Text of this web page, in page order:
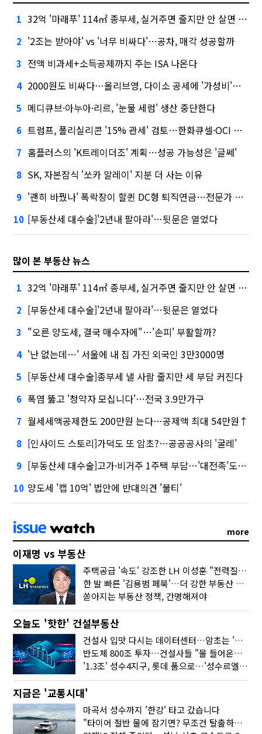
1 32억 '마래푸' 114㎡ 종부세, 실거주면 줄지만 안 살면 2.5배
2 '2조는 받아야' vs '너무 비싸다'…공차, 매각 성공할까
3 전액 비과세+소득공제까지 주는 ISA 나온다
4 2000원도 비싸다…올리브영, 다이소 공세에 '가성비'로 맞불
5 메디큐브·아누아·리르, '눈물 세럼' 생산 중단한다
6 트럼프, 폴리실리콘 '15% 관세' 검토…한화큐셀·OCI 영향은?
7 홈플러스의 'K트레이더조' 계획…성공 가능성은 '글쎄'
8 SK, 자본잠식 '쏘카 말레이' 지분 더 사는 이유
9 '괜히 바꿨나' 폭락장이 할퀸 DC형 퇴직연금…전문가 조언은
10 [부동산세 대수술]'2년내 팔아라'…뒷문은 열었다
많이 본 부동산 뉴스
1 32억 '마래푸' 114㎡ 종부세, 실거주면 줄지만 안 살면 2.5배
2 [부동산세 대수술]'2년내 팔아라'…뒷문은 열었다
3 "오른 양도세, 결국 매수자에"…'손피' 부활할까?
4 '난 없는데…' 서울에 내 집 가진 외국인 3만3000명
5 [부동산세 대수술]종부세 낼 사람 줄지만 세 부담 커진다
6 폭염 뚫고 '청약자 모십니다'…전국 3.9만가구
7 월세세액공제한도 200만원 는다…공제액 최대 54만원↑
8 [인사이드 스토리]가덕도 또 암초?…공공공사의 '굴레'
9 [부동산세 대수술]고가·비거주 1주택 부담…'대전족'도 불똥
10 양도세 '캡 10억' 법안에 반대의견 '불티'
more
이재명 vs 부동산
주택공급 '속도' 강조한 LH 이성훈 "전력질주해야"
한 발 빠른 '김용범 페북'…더 강한 부동산 규제 나오나
쏟아지는 부동산 정책, 간명해져야
오늘도 '핫한' 건설부동산
건설사 입맛 다시는 데이터센터…암초는 '주민 반대'
반도체 800조 투자…건설사들 "물 들어온다!"
'1.3조' 성수4지구, 롯데 품으로…'성수르엘 S70' 거듭
지금은 '교통시대'
마곡서 성수까지 '한강' 타고 갔습니다
"타이어 절반 물에 잠기면? 무조건 탈출하세요"